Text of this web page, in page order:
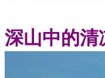
深山中的